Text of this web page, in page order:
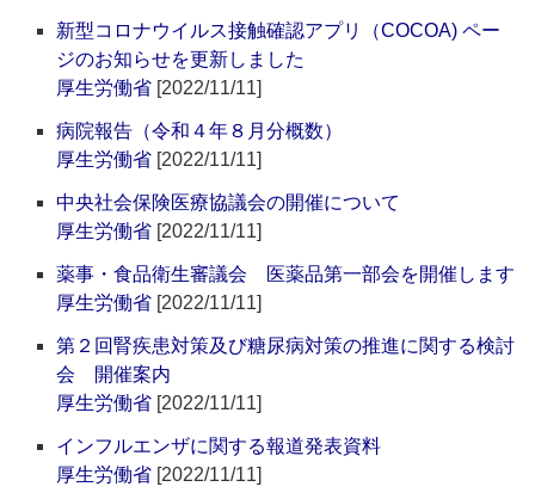
新型コロナウイルス接触確認アプリ（COCOA) ペー
ジのお知らせを更新しました
厚生労働省 [2022/11/11]
病院報告（令和４年８月分概数）
厚生労働省 [2022/11/11]
中央社会保険医療協議会の開催について
厚生労働省 [2022/11/11]
薬事・食品衛生審議会 医薬品第一部会を開催します
厚生労働省 [2022/11/11]
第２回腎疾患対策及び糖尿病対策の推進に関する検討
会 開催案内
厚生労働省 [2022/11/11]
インフルエンザに関する報道発表資料
厚生労働省 [2022/11/11]